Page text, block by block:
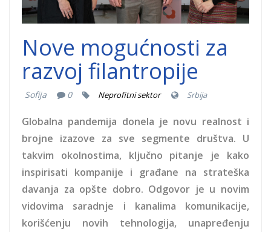
Nove mogućnosti za
razvoj filantropije
Sofija 0 Neprofitni sektor Srbija
Globalna pandemija donela je novu realnost i
brojne izazove za sve segmente društva. U
takvim okolnostima, ključno pitanje je kako
inspirisati kompanije i građane na strateška
davanja za opšte dobro. Odgovor je u novim
vidovima saradnje i kanalima komunikacije,
korišćenju novih tehnologija, unapređenju